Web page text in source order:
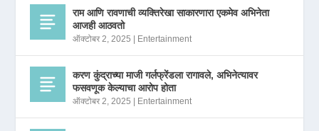
राम आणि रावणाची व्यक्तिरेखा साकारणारा एकमेव अभिनेता
आजही आठवतो
ऑक्टोबर 2, 2025 Entertainment
करण कुंद्राच्या माजी गर्लफ्रेंडला रागावले, अभिनेत्यावर
फसवणूक केल्याचा आरोप होता
ऑक्टोबर 2, 2025 Entertainment